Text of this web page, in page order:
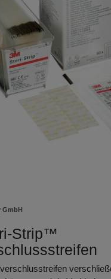
GmbH
Strip™